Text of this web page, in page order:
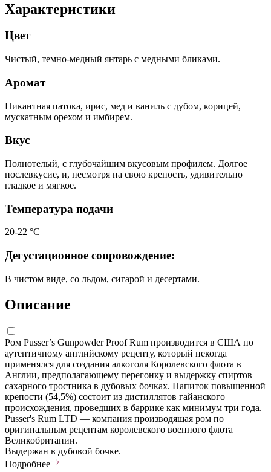
Характеристики
Цвет
Чистый, темно-медный янтарь с медными бликами.
Аромат
Пикантная патока, ирис, мед и ваниль с дубом, корицей,
мускатным орехом и имбирем.
Вкус
Полнотелый, с глубочайшим вкусовым профилем. Долгое
послевкусие, и, несмотря на свою крепость, удивительно
гладкое и мягкое.
Температура подачи
20-22 °С
Дегустационное сопровождение:
В чистом виде, со льдом, сигарой и десертами.
Описание
Ром Pusser’s Gunpowder Proof Rum производится в США по
аутентичному английскому рецепту, который некогда
применялся для создания алкоголя Королевского флота в
Англии, предполагающему перегонку и выдержку спиртов
сахарного тростника в дубовых бочках. Напиток повышенной
крепости (54,5%) состоит из дистиллятов гайанского
происхождения, проведших в баррике как минимум три года.
Pusser's Rum LTD — компания производящая ром по
оригинальным рецептам королевского военного флота
Великобритании.
Выдержан в дубовой бочке.
Подробнее